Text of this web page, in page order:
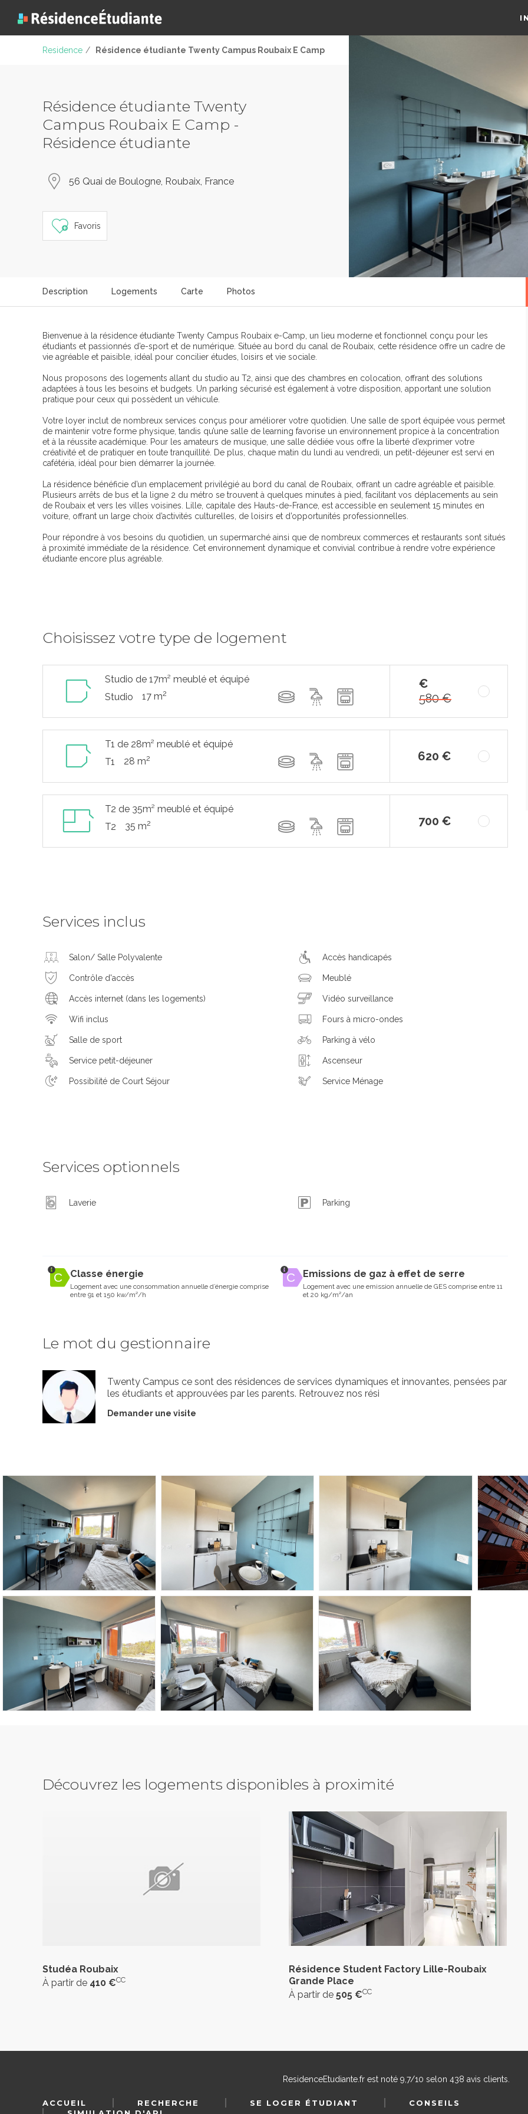
Residence / Résidence étudiante Twenty Campus Roubaix E Camp
Résidence étudiante Twenty
Campus Roubaix E Camp -
Résidence étudiante
56 Quai de Boulogne, Roubaix, France
Favoris
Description Logements Carte Photos
Bienvenue à la résidence étudiante Twenty Campus Roubaix e-Camp, un lieu moderne et fonctionnel conçu pour les
étudiants et passionnés d’e-sport et de numérique. Située au bord du canal de Roubaix, cette résidence offre un cadre de
vie agréable et paisible, idéal pour concilier études, loisirs et vie sociale.
Nous proposons des logements allant du studio au T2, ainsi que des chambres en colocation, offrant des solutions
adaptées à tous les besoins et budgets. Un parking sécurisé est également à votre disposition, apportant une solution
pratique pour ceux qui possèdent un véhicule.
Votre loyer inclut de nombreux services conçus pour améliorer votre quotidien. Une salle de sport équipée vous permet
de maintenir votre forme physique, tandis qu’une salle de learning favorise un environnement propice à la concentration
et à la réussite académique. Pour les amateurs de musique, une salle dédiée vous offre la liberté d’exprimer votre
créativité et de pratiquer en toute tranquillité. De plus, chaque matin du lundi au vendredi, un petit-déjeuner est servi en
cafétéria, idéal pour bien démarrer la journée.
La résidence bénéficie d’un emplacement privilégié au bord du canal de Roubaix, offrant un cadre agréable et paisible.
Plusieurs arrêts de bus et la ligne 2 du métro se trouvent à quelques minutes à pied, facilitant vos déplacements au sein
de Roubaix et vers les villes voisines. Lille, capitale des Hauts-de-France, est accessible en seulement 15 minutes en
voiture, offrant un large choix d’activités culturelles, de loisirs et d’opportunités professionnelles.
Pour répondre à vos besoins du quotidien, un supermarché ainsi que de nombreux commerces et restaurants sont situés
à proximité immédiate de la résidence. Cet environnement dynamique et convivial contribue à rendre votre expérience
étudiante encore plus agréable.
Choisissez votre type de logement
Studio de 17m² meublé et équipé
Studio
17 m2
€
580 €
T1 de 28m² meublé et équipé
T1
28 m2 620 €
T2 de 35m² meublé et équipé
T2
35 m2 700 €
Services inclus
Salon/ Salle Polyvalente
Contrôle d'accès
Accès internet (dans les logements)
Wifi inclus
Salle de sport
Service petit-déjeuner
Possibilité de Court Séjour
Accès handicapés
Meublé
Vidéo surveillance
Fours à micro-ondes
Parking à vélo
Ascenseur
Service Ménage
Services optionnels
Laverie Parking
Classe énergie
Logement avec une consommation annuelle d’énergie comprise
entre 91 et 150 kw/m²/h
Emissions de gaz à effet de serre
Logement avec une emission annuelle de GES comprise entre 11
et 20 kg/m²/an
Le mot du gestionnaire
Twenty Campus ce sont des résidences de services dynamiques et innovantes, pensées par
les étudiants et approuvées par les parents. Retrouvez nos rési
Demander une visite
Découvrez les logements disponibles à proximité
Studéa Roubaix
À partir de 410 €CC
Résidence Student Factory Lille-Roubaix
Grande Place
À partir de 505 €CC
ResidenceEtudiante.frest noté 9,7/10 selon 438 avis clients.
ACCUEIL RECHERCHE SE LOGER ÉTUDIANT
CONSEILS